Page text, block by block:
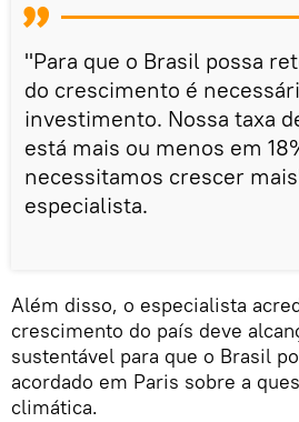
"Para que o Brasil possa
do crescimento é
investimento. Nossa taxa
está mais ou menos em
necessitamos crescer
especialista.
Além disso, o especialista
crescimento do país deve
sustentável para que o Brasil
acordado em Paris sobre a
climática.